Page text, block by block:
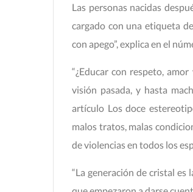
Las personas nacidas
cargado con una etiqueta
con apego”, explica en el
“¿Educar con respeto,
visión pasada, y hasta
artículo Los doce
malos tratos, malas
de violencias en todos los
“La generación de cristal es